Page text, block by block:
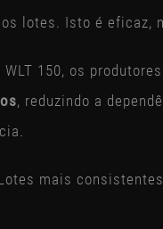
lotes. Isto é eficaz,
150, os
, reduzindo a
mais